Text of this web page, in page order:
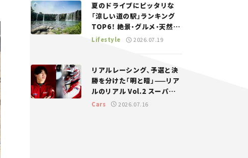
夏のドライブにピッタリな
「涼しい道の駅」ランキング
TOP6！ 絶景・グルメ・天然ク
ーラーなど、避暑におすすめ
Lifestyle 2026.07.19
リアルレーシング、予選と決
勝を分けた「明と暗」——リア
ルのリアル Vol.2 スーパー
GT 2026開幕戦 岡山国際サ
Cars 2026.07.16